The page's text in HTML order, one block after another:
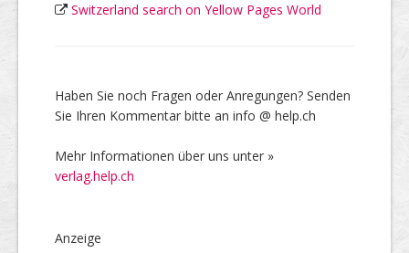
Switzerland search on Yellow Pages World
Haben Sie noch Fragen oder Anregungen? Senden
Sie Ihren Kommentar bitte an info @ help.ch
Mehr Informationen über uns unter »
verlag.help.ch
Anzeige